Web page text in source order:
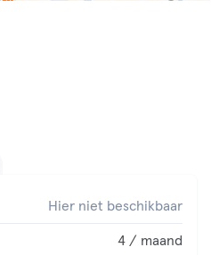
Hier niet beschikbaar
4 / maand